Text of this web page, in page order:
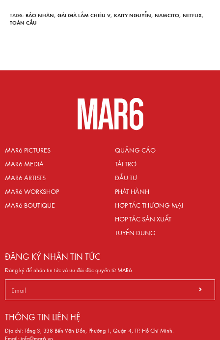
TAGS: BẢO NHÂN, GÁI GIÀ LẮM CHIÊU V, KAITY NGUYỄN, NAMCITO, NETFLIX,
TOÀN CẦU
MAR6 PICTURES
MAR6 MEDIA
MAR6 ARTISTS
MAR6 WORKSHOP
MAR6 BOUTIQUE
QUẢNG CÁO
TÀI TRỢ
ĐẦU TƯ
PHÁT HÀNH
HỢP TÁC THƯƠNG MẠI
HỢP TÁC SẢN XUẤT
TUYỂN DỤNG
ĐĂNG KÝ NHẬN TIN TỨC
Đăng ký để nhận tin tức và ưu đãi độc quyền từ MAR6
THÔNG TIN LIÊN HỆ
Địa chỉ: Tầng 3, 338 Bến Vân Đồn, Phường 1, Quận 4, TP. Hồ Chí Minh.